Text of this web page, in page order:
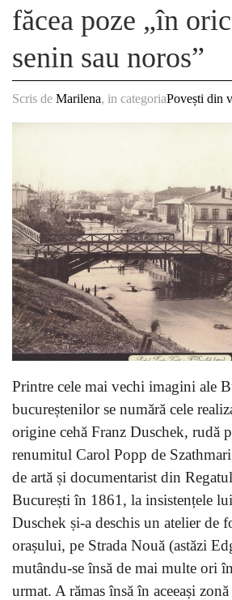
făcea poze „în
senin sau noros”
Scris de Marilena, in categoriaPovești din
Printre cele mai vechi imagini ale
bucureștenilor se numără cele
origine cehă Franz Duschek, rudă
renumitul Carol Popp de
de artă și documentarist din
București în 1861, la insistențele
Duschek și-a deschis un atelier de
orașului, pe Strada Nouă (astăzi
mutându-se însă de mai multe ori
urmat. A rămas însă în aceeași